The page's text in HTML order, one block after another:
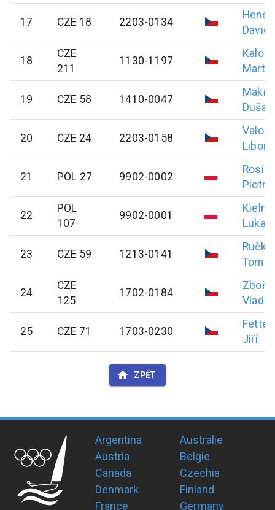
17 CZE 18 2203-0134
Heneš
David
18
CZE
211
1130-1197
Kaloš
Martin
19 CZE 58 1410-0047
Dušan
20 CZE 24 2203-0158
Libor
21 POL 27 9902-0002
Piotr
22
POL
107
9902-0001
23 CZE 59 1213-0141
Ručka
Tomáš
24
CZE
125
1702-0184
Zbořil
25 CZE 71 1703-0230
Jiří
ZPĚT
Argentina
Australie
Austria
Belgie
Canada
Czechia
Denmark
Finland
France
Germany